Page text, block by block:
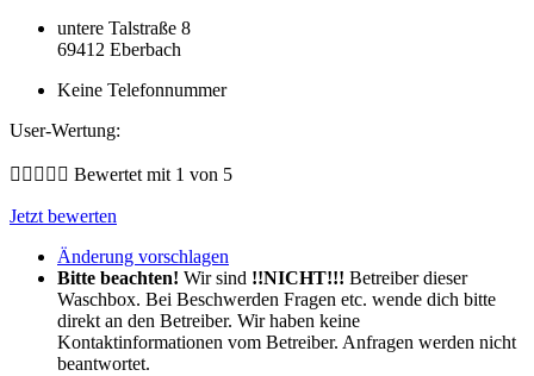
untere Talstraße 8
69412 Eberbach
Keine Telefonnummer
User-Wertung:
     Bewertet mit 1 von 5
Jetzt bewerten
Änderung vorschlagen
Bitte beachten! Wir sind !!NICHT!!! Betreiber dieser
Waschbox. Bei Beschwerden Fragen etc. wende dich bitte
direkt an den Betreiber. Wir haben keine
Kontaktinformationen vom Betreiber. Anfragen werden nicht
beantwortet.